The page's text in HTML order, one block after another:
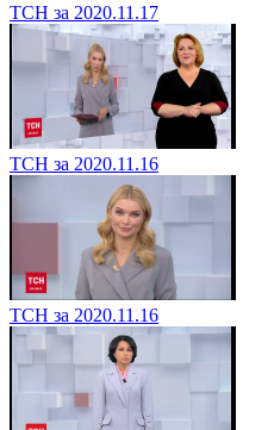
ТСН за 2020.11.17
ТСН за 2020.11.16
ТСН за 2020.11.16